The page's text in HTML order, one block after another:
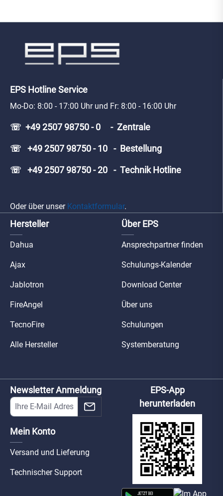
EPS Hotline Service
Mo-Do: 8:00 - 17:00 Uhr und Fr: 8:00 - 16:00 Uhr
☏ +49 2507 98750 - 0 - Zentrale
☏ +49 2507 98750 - 10 - Bestellung
☏ +49 2507 98750 - 20 - Technik Hotline
Oder über unser Kontaktformular.
Hersteller
Dahua
Ajax
Jablotron
FireAngel
TecnoFire
Alle Hersteller
Über EPS
Ansprechpartner finden
Schulungs-Kalender
Download Center
Über uns
Schulungen
Systemberatung
Newsletter Anmeldung
Mein Konto
Versand und Lieferung
Technischer Support
EPS-App
herunterladen